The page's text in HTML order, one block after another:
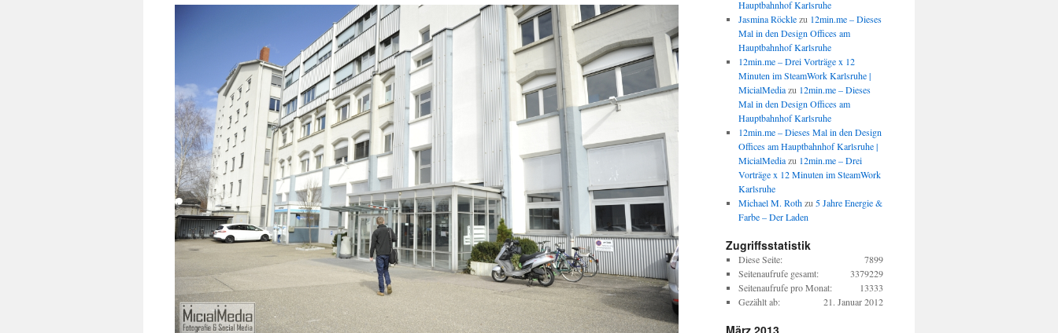
Hauptbahnhof Karlsruhe
Jasmina Röcklezu 12min.me – Dieses
Mal in den Design Offices am
Hauptbahnhof Karlsruhe
12min.me – Drei Vorträge x 12
Minuten im SteamWork Karlsruhe |
MicialMediazu 12min.me – Dieses
Mal in den Design Offices am
Hauptbahnhof Karlsruhe
12min.me – Dieses Mal in den Design
Offices am Hauptbahnhof Karlsruhe |
MicialMediazu 12min.me – Drei
Vorträge x 12 Minuten im SteamWork
Karlsruhe
Michael M. Rothzu 5 Jahre Energie &
Farbe – Der Laden
Zugriffsstatistik
7899
Diese Seite:
3379229
Seitenaufrufe gesamt:
13333
Seitenaufrufe pro Monat:
21. Januar 2012
Gezählt ab:
März 2013